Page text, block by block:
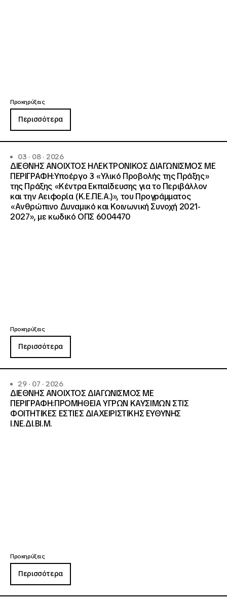
Προκηρύξεις
Περισσότερα
03 · 08 · 2026
ΔΙΕΘΝΗΣ ΑΝΟΙΧΤΟΣ ΗΛΕΚΤΡΟΝΙΚΟΣ ΔΙΑΓΩΝΙΣΜΟΣ ΜΕ
ΠΕΡΙΓΡΑΦΗ:Υποέργο 3 «Υλικό Προβολής της Πράξης»
της Πράξης «Κέντρα Εκπαίδευσης για το Περιβάλλον
και την Αειφορία (Κ.Ε.ΠΕ.Α.)», του Προγράμματος
«Ανθρώπινο Δυναμικό και Κοινωνική Συνοχή 2021-
2027», με κωδικό ΟΠΣ 6004470
Προκηρύξεις
Περισσότερα
29 · 07 · 2026
ΔΙΕΘΝΗΣ ΑΝΟΙΧΤΟΣ ΔΙΑΓΩΝΙΣΜΟΣ ΜΕ
ΠΕΡΙΓΡΑΦΗ:ΠΡΟΜΗΘΕΙΑ ΥΓΡΩΝ ΚΑΥΣΙΜΩΝ ΣΤΙΣ
ΦΟΙΤΗΤΙΚΕΣ ΕΣΤΙΕΣ ΔΙΑΧΕΙΡΙΣΤΙΚΗΣ ΕΥΘΥΝΗΣ
Ι.ΝΕ.ΔΙ.ΒΙ.Μ.
Προκηρύξεις
Περισσότερα